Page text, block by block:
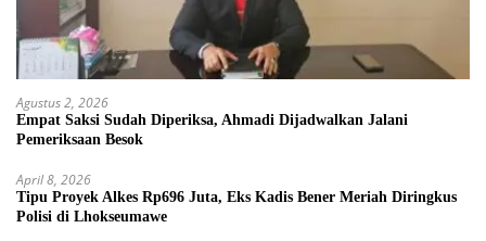
Agustus 2, 2026
Empat Saksi Sudah Diperiksa, Ahmadi Dijadwalkan Jalani
Pemeriksaan Besok
April 8, 2026
Tipu Proyek Alkes Rp696 Juta, Eks Kadis Bener Meriah Diringkus
Polisi di Lhokseumawe